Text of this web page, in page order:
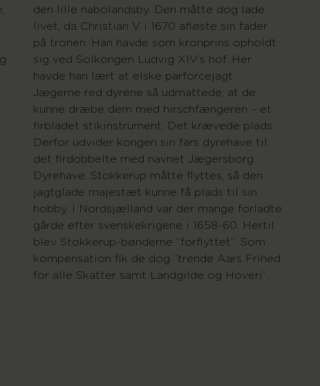
den lille nabolandsby. Den måtte dog lade
livet, da Christian V i 1670 afløste sin fader
på tronen. Han havde som kronprins opholdt
sig ved Solkongen Ludvig XIV’s hof. Her
havde han lært at elske parforcejagt.
Jægerne red dyrene så udmattede, at de
kunne dræbe dem med hirschfængeren – et
firbladet stikinstrument. Det krævede plads.
Derfor udvider kongen sin fars dyrehave til
det firdobbelte med navnet Jægersborg
Dyrehave. Stokkerup måtte flyttes, så den
jagtglade majestæt kunne få plads til sin
hobby. I Nordsjælland var der mange forladte
gårde efter svenskekrigene i 1658-60. Hertil
blev Stokkerup-bønderne ”forflyttet”. Som
kompensation fik de dog ”trende Aars Frihed
for alle Skatter samt Landgilde og Hoveri”.